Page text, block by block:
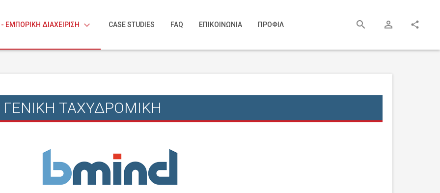
ΕΜΠΟΡΙΚΗ ΔΙΑΧΕΙΡΙΣΗ keyboard_arrow_down CASE STUDIES FAQ ΕΠΙΚΟΙΝΩΝΙΑ ΠΡΟΦΙΛ search person_outline share
ΓΕΝΙΚΗ ΤΑΧΥΔΡΟΜΙΚΗ